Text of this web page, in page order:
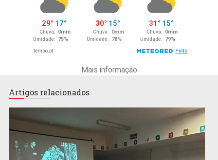
Mais informação
Artigos relacionados